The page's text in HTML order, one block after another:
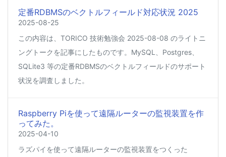
定番RDBMSのベクトルフィールド対応状況 2025
2025-08-25
この内容は、TORICO 技術勉強会 2025-08-08 のライトニ
ングトークを記事にしたものです。MySQL、Postgres、
SQLite3 等の定番RDBMSのベクトルフィールドのサポート
状況を調査しました。
Raspberry Piを使って遠隔ルーターの監視装置を作
ってみた。
2025-04-10
ラズパイを使って遠隔ルーターの監視装置をつくった